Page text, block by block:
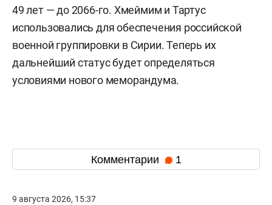
49 лет — до 2066-го. Хмеймим и Тартус
использовались для обеспечения российской
военной группировки в Сирии. Теперь их
дальнейший статус будет определяться
условиями нового меморандума.
Комментарии 1
9 августа 2026, 15:37